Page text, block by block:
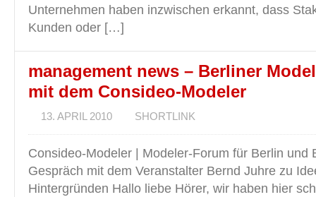
Unternehmen haben inzwischen erkannt, dass
Kunden oder […]
management news – Berliner
mit dem Consideo-Modeler
13. APRIL 2010 SHORTLINK
Consideo-Modeler | Modeler-Forum für Berlin und
Gespräch mit dem Veranstalter Bernd Juhre zu
Hintergründen Hallo liebe Hörer, wir haben hier